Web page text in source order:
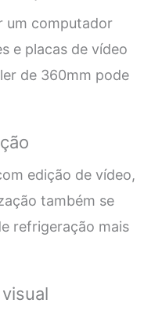
um computador
e placas de vídeo
de 360mm pode
edição de vídeo,
também se
refrigeração mais